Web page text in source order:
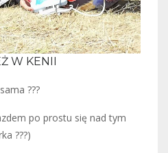
W KENII
???
po prostu się nad tym
???)